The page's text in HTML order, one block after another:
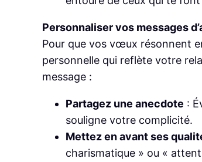
Personnaliser vos messages
Pour que vos vœux résonnent
personnelle qui reflète votre
message :
Partagez une anecdote :
souligne votre complicité.
Mettez en avant ses
charismatique » ou «